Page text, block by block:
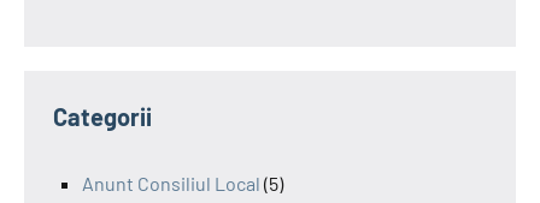
Categorii
Anunt Consiliul Local (5)